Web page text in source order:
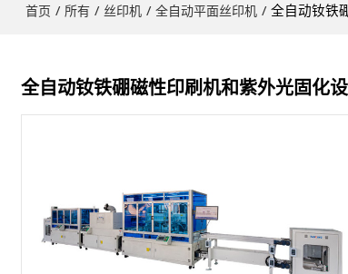
首页 / 所有 / 丝印机 / 全自动平面丝印机 / 全自动钕铁
全自动钕铁硼磁性印刷机和紫外光固化